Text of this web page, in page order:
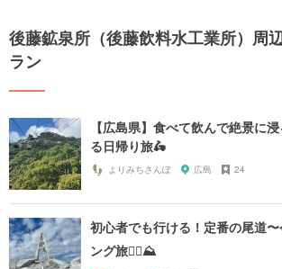
後藤鉱泉所（後藤飲料水工業所）周
ラン
【広島県】食べて飲んで絶景に
る日帰り旅🛵
よりみちさんぽ 広島 24
初心者でも行ける！定番の尾道
ング旅🚴‍♀️⛰